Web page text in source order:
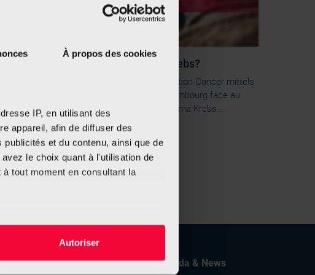
À propos des cookies
IP, en utilisant des
appareil, afin de diffuser des
et du contenu, ainsi que de
le choix quant à l'utilisation de
tout moment en consultant la
spécifiques (empreintes
Autoriser
Was weiß Luxemburg über Krebs?
Zusammen mit ILRES hat die Fondation Cancer mittels
der Umfrage “Les résidents du Luxembourg face au
cancer” den Wissensstand zum Thema Krebs...
Forschung Agenda & News